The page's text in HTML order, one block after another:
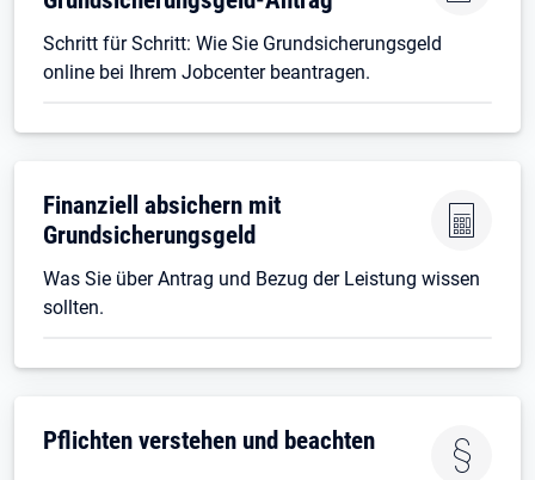
Schritt für Schritt: Wie Sie Grundsicherungsgeld
online bei Ihrem Jobcenter beantragen.
Finanziell absichern mit
Grundsicherungsgeld
Was Sie über Antrag und Bezug der Leistung wissen
sollten.
Pflichten verstehen und beachten